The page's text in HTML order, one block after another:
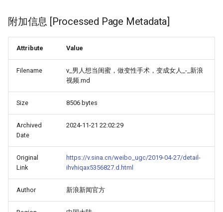
附加信息 [Processed Page Metadata]
Attribute Value
Filename
v_男人想当闺蜜，做变性手术，变成女人_-_新浪
视频.md
Size 8506 bytes
Archived
Date
2024-11-21 22:02:29
Original
Link
https://v.sina.cn/weibo_ugc/2019-04-27/detail-
ihvhiqax5356827.d.html
Author 新浪新闻官方